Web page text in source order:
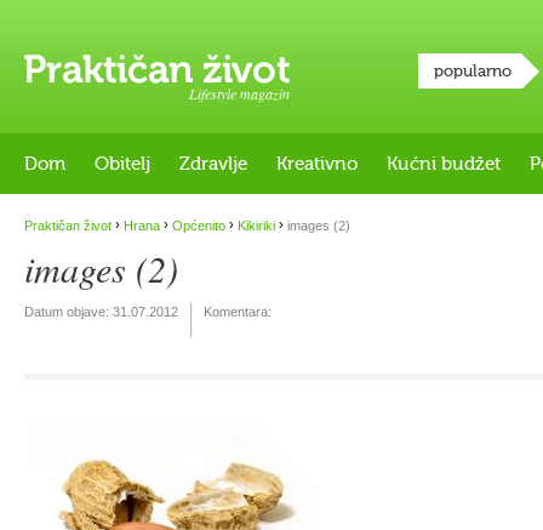
Lifestyle magazin
popularno
Dom Obitelj Zdravlje Kreativno Kućni budžet
Praktičan život › Hrana › Općenito › Kikiriki › images (2)
images (2)
Datum objave: 31.07.2012 Komentara: